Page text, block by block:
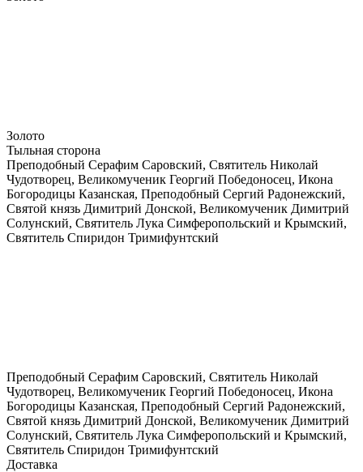
Золото
Тыльная сторона
Преподобный Серафим Саровский, Святитель Николай
Чудотворец, Великомученик Георгий Победоносец, Икона
Богородицы Казанская, Преподобный Сергий Радонежский,
Святой князь Димитрий Донской, Великомученик Димитрий
Солунский, Святитель Лука Симферопольский и Крымский,
Святитель Спиридон Тримифунтский
Преподобный Серафим Саровский, Святитель Николай
Чудотворец, Великомученик Георгий Победоносец, Икона
Богородицы Казанская, Преподобный Сергий Радонежский,
Святой князь Димитрий Донской, Великомученик Димитрий
Солунский, Святитель Лука Симферопольский и Крымский,
Святитель Спиридон Тримифунтский
Доставка